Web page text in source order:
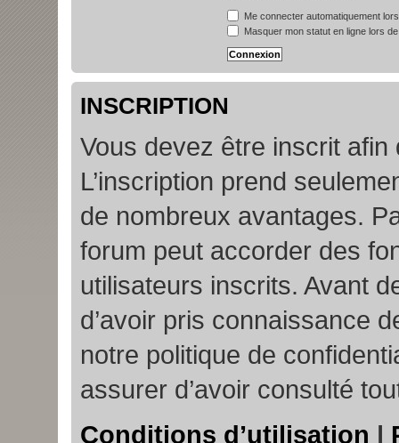
Me connecter automatiquement
Masquer mon statut en ligne lors
INSCRIPTION
Vous devez être inscrit
L’inscription prend
de nombreux avantages.
forum peut accorder des
utilisateurs inscrits. Avant
d’avoir pris connaissance
notre politique de
assurer d’avoir consulté
Conditions d’utilisation |